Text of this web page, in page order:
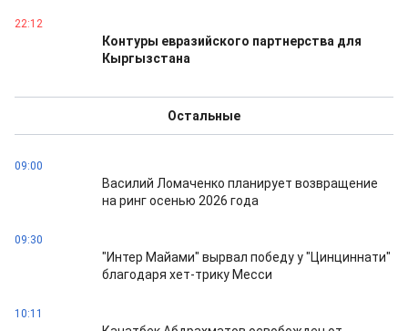
22:12
Контуры евразийского партнерства для
Кыргызстана
Остальные
09:00
Василий Ломаченко планирует возвращение
на ринг осенью 2026 года
09:30
"Интер Майами" вырвал победу у "Цинциннати"
благодаря хет-трику Месси
10:11